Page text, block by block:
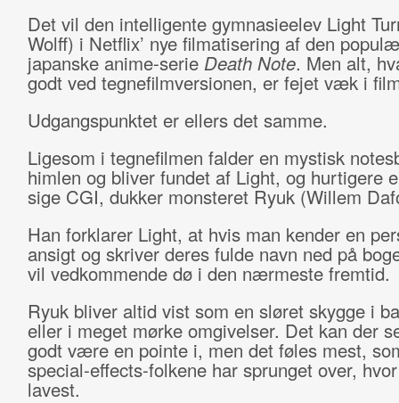
Det vil den intelligente gymnasieelev Light
Wolff) i Netflix’ nye filmatisering af den
japanske anime-serie Death Note. Men alt,
godt ved tegnefilmversionen, er fejet væk i
Udgangspunktet er ellers det samme.
Ligesom i tegnefilmen falder en mystisk
himlen og bliver fundet af Light, og hurtigere
sige CGI, dukker monsteret Ryuk (Willem
Han forklarer Light, at hvis man kender en
ansigt og skriver deres fulde navn ned på
vil vedkommende dø i den nærmeste fremtid.
Ryuk bliver altid vist som en sløret skygge i
eller i meget mørke omgivelser. Det kan der
godt være en pointe i, men det føles mest,
special-effects-folkene har sprunget over,
lavest.